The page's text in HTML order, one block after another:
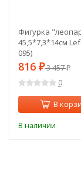
Фигурка
45,5*7,3*14см
095)
816 ₽3 457₽
0
В
В наличии